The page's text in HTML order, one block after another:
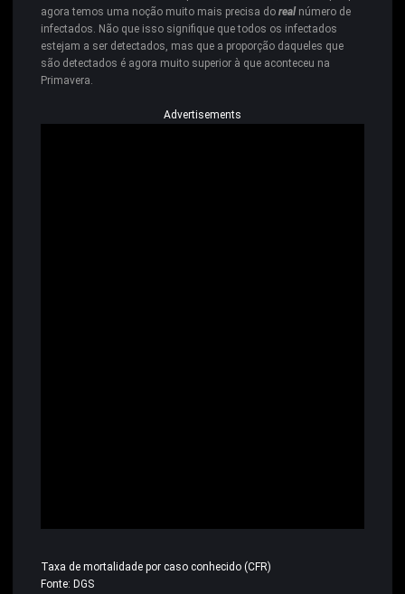
agora temos uma noção muito mais precisa do real número de
infectados. Não que isso signifique que todos os infectados
estejam a ser detectados, mas que a proporção daqueles que
são detectados é agora muito superior à que aconteceu na
Primavera.
Advertisements
Taxa de mortalidade por caso conhecido (CFR)
Fonte: DGS